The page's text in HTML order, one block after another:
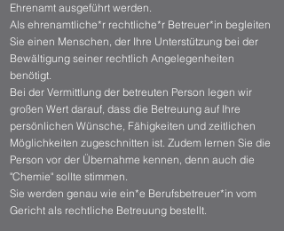
Ehrenamt ausgeführt werden.
Als ehrenamtliche*r rechtliche*r Betreuer*in begleiten
Sie einen Menschen, der Ihre Unterstützung bei der
Bewältigung seiner rechtlich Angelegenheiten
benötigt. ​
Bei der Vermittlung der betreuten Person legen wir
großen Wert darauf, dass die Betreuung auf Ihre
persönlichen Wünsche, Fähigkeiten und zeitlichen
Möglichkeiten zugeschnitten ist. Zudem lernen Sie die
Person vor der Übernahme kennen, denn auch die
"Chemie" sollte stimmen.
​Sie werden genau wie ein*e Berufsbetreuer*in vom
Gericht als rechtliche Betreuung bestellt.